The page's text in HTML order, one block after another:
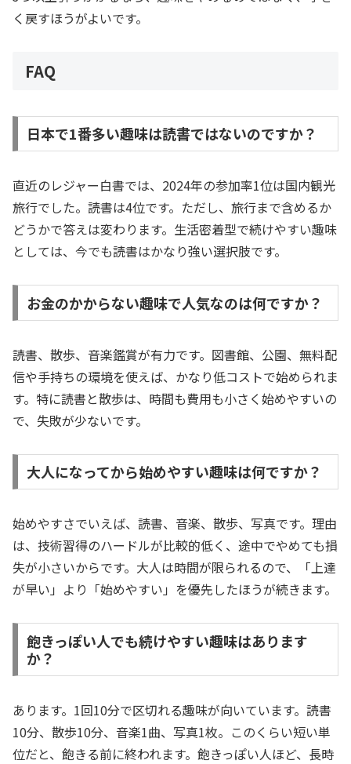
く戻すほうがよいです。
FAQ
日本で1番多い趣味は読書ではないのですか？
直近のレジャー白書では、2024年の参加率1位は国内観光
旅行でした。読書は4位です。ただし、旅行まで含めるか
どうかで答えは変わります。生活密着型で続けやすい趣味
としては、今でも読書はかなり強い選択肢です。
お金のかからない趣味で人気なのは何ですか？
読書、散歩、音楽鑑賞が有力です。図書館、公園、無料配
信や手持ちの環境を使えば、かなり低コストで始められま
す。特に読書と散歩は、時間も費用も小さく始めやすいの
で、失敗が少ないです。
大人になってから始めやすい趣味は何ですか？
始めやすさでいえば、読書、音楽、散歩、写真です。理由
は、技術習得のハードルが比較的低く、途中でやめても損
失が小さいからです。大人は時間が限られるので、「上達
が早い」より「始めやすい」を優先したほうが続きます。
飽きっぽい人でも続けやすい趣味はあります
か？
あります。1回10分で区切れる趣味が向いています。読書
10分、散歩10分、音楽1曲、写真1枚。このくらい短い単
位だと、飽きる前に終われます。飽きっぽい人ほど、長時